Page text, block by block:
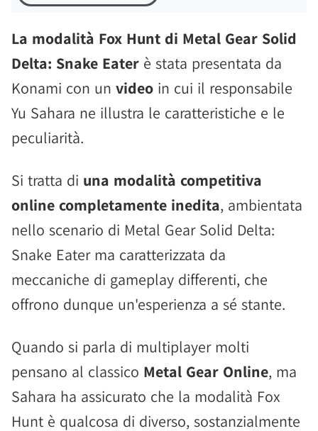
La modalità Fox Hunt di Metal Gear Solid
Delta: Snake Eater è stata presentata da
Konami con un video in cui il responsabile
Yu Sahara ne illustra le caratteristiche e le
peculiarità.
Si tratta di una modalità competitiva
online completamente inedita, ambientata
nello scenario di Metal Gear Solid Delta:
Snake Eater ma caratterizzata da
meccaniche di gameplay differenti, che
offrono dunque un'esperienza a sé stante.
Quando si parla di multiplayer molti
pensano al classico Metal Gear Online, ma
Sahara ha assicurato che la modalità Fox
Hunt è qualcosa di diverso, sostanzialmente